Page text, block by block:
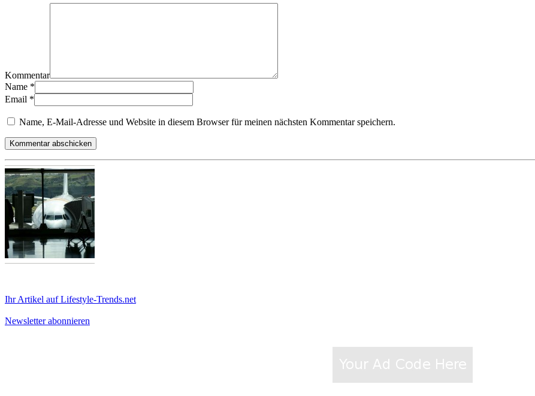
Kommentar
Name *
Email *
Name, E-Mail-Adresse und Website in diesem Browser für meinen nächsten Kommentar speichern.
Ihr Artikel auf Lifestyle-Trends.net
Newsletter abonnieren